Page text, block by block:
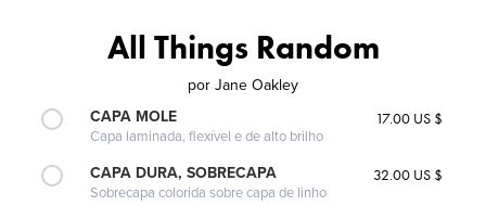
All Things Random
por Jane Oakley
CAPA MOLE
Capa laminada, flexível e de alto brilho
17.00 US $
CAPA DURA, SOBRECAPA
Sobrecapa colorida sobre capa de linho
32.00 US $